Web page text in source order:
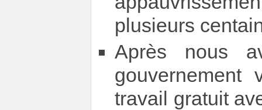
plusieurs
Après nous
travail gratuit